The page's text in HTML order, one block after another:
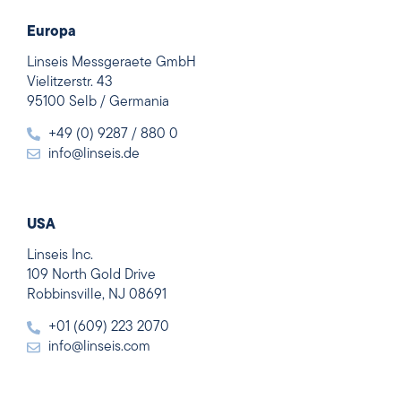
Europa
Linseis Messgeraete GmbH
Vielitzerstr. 43
95100 Selb / Germania
+49 (0) 9287 / 880 0
info@linseis.de
USA
Linseis Inc.
109 North Gold Drive
Robbinsville, NJ 08691
+01 (609) 223 2070
info@linseis.com